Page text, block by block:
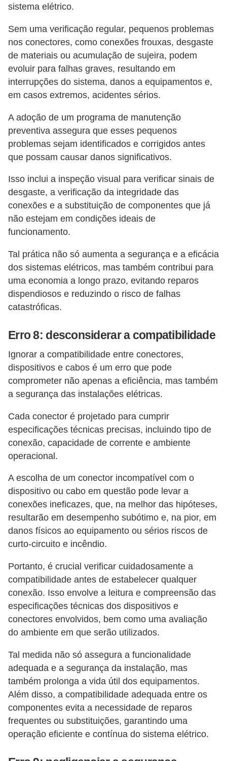
sistema elétrico.
Sem uma verificação regular, pequenos problemas
nos conectores, como conexões frouxas, desgaste
de materiais ou acumulação de sujeira, podem
evoluir para falhas graves, resultando em
interrupções do sistema, danos a equipamentos e,
em casos extremos, acidentes sérios.
A adoção de um programa de manutenção
preventiva assegura que esses pequenos
problemas sejam identificados e corrigidos antes
que possam causar danos significativos.
Isso inclui a inspeção visual para verificar sinais de
desgaste, a verificação da integridade das
conexões e a substituição de componentes que já
não estejam em condições ideais de
funcionamento.
Tal prática não só aumenta a segurança e a eficácia
dos sistemas elétricos, mas também contribui para
uma economia a longo prazo, evitando reparos
dispendiosos e reduzindo o risco de falhas
catastróficas.
Erro 8: desconsiderar a compatibilidade
Ignorar a compatibilidade entre conectores,
dispositivos e cabos é um erro que pode
comprometer não apenas a eficiência, mas também
a segurança das instalações elétricas.
Cada conector é projetado para cumprir
especificações técnicas precisas, incluindo tipo de
conexão, capacidade de corrente e ambiente
operacional.
A escolha de um conector incompatível com o
dispositivo ou cabo em questão pode levar a
conexões ineficazes, que, na melhor das hipóteses,
resultarão em desempenho subótimo e, na pior, em
danos físicos ao equipamento ou sérios riscos de
curto-circuito e incêndio.
Portanto, é crucial verificar cuidadosamente a
compatibilidade antes de estabelecer qualquer
conexão. Isso envolve a leitura e compreensão das
especificações técnicas dos dispositivos e
conectores envolvidos, bem como uma avaliação
do ambiente em que serão utilizados.
Tal medida não só assegura a funcionalidade
adequada e a segurança da instalação, mas
também prolonga a vida útil dos equipamentos.
Além disso, a compatibilidade adequada entre os
componentes evita a necessidade de reparos
frequentes ou substituições, garantindo uma
operação eficiente e contínua do sistema elétrico.